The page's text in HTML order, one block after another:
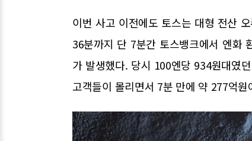
이번 사고 이전에도 토스는 대형 전산
36분까지 단 7분간 토스뱅크에서 엔화
가 발생했다. 당시 100엔당 934원대였
고객들이 몰리면서 7분 만에 약 277억